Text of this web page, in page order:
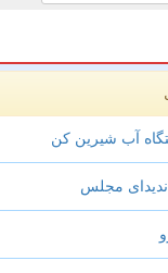
آب شیرین کن
مجلس